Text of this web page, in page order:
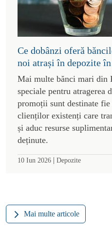
Ce dobânzi oferă
noi atrași în depozite
Mai multe bănci mari din
speciale pentru atragerea
promoții sunt destinate
clienților existenți care
și aduc resurse
deținute.
10 Iun 2026 | Depozite
Mai multe articole